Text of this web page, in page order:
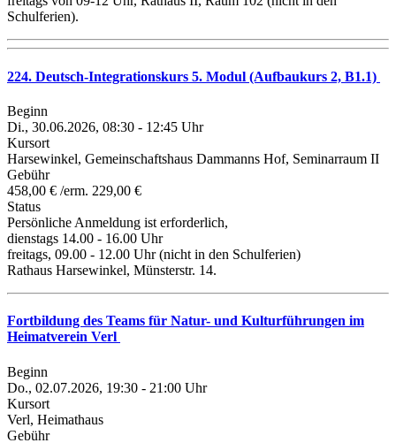
Schulferien).
224. Deutsch-Integrationskurs 5. Modul (Aufbaukurs 2, B1.1)
Beginn
Di., 30.06.2026, 08:30 - 12:45 Uhr
Kursort
Harsewinkel, Gemeinschaftshaus Dammanns Hof, Seminarraum II
Gebühr
458,00 € /erm. 229,00 €
Status
Persönliche Anmeldung ist erforderlich,
dienstags 14.00 - 16.00 Uhr
freitags, 09.00 - 12.00 Uhr (nicht in den Schulferien)
Rathaus Harsewinkel, Münsterstr. 14.
Fortbildung des Teams für Natur- und Kulturführungen im
Heimatverein Verl
Beginn
Do., 02.07.2026, 19:30 - 21:00 Uhr
Kursort
Verl, Heimathaus
Gebühr